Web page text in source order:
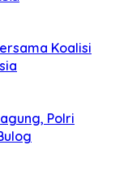
Koalisi
Polri